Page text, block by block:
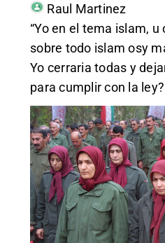
Raul Martinez
“Yo en el tema islam,
sobre todo islam osy
Yo cerraria todas y
para cumplir con la